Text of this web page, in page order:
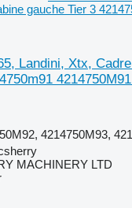
gauche Tier 3
Landini, Xtx,
4214750M93,
MACHINERY LTD